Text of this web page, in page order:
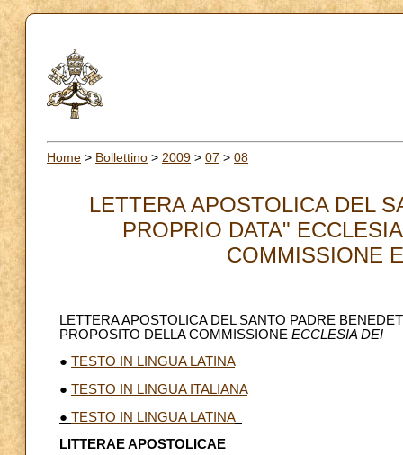
Home > Bollettino > 2009 > 07 > 08
LETTERA APOSTOLICA DEL
PROPRIO DATA"
COMMISSIONE
LETTERA APOSTOLICA DEL SANTO PADRE
PROPOSITO DELLA COMMISSIONE ECCLESIA DEI
● TESTO IN LINGUA LATINA
● TESTO IN LINGUA ITALIANA
● TESTO IN LINGUA LATINA
LITTERAE APOSTOLICAE